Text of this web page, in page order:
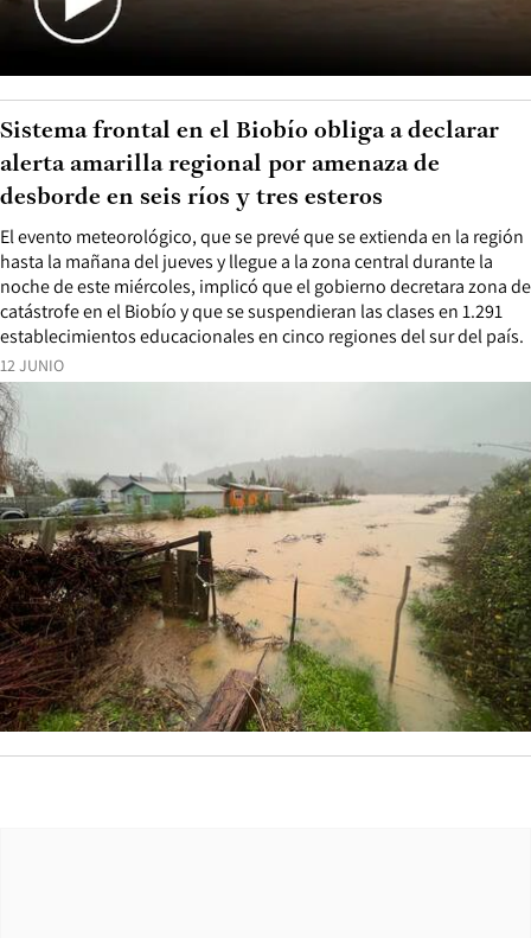
12 JUNIO
El evento meteorológico, que se prevé que se extienda en la región
hasta la mañana del jueves y llegue a la zona central durante la
noche de este miércoles, implicó que el gobierno decretara zona de
catástrofe en el Biobío y que se suspendieran las clases en 1.291
establecimientos educacionales en cinco regiones del sur del país.
Sistema frontal en el Biobío obliga a declarar
alerta amarilla regional por amenaza de
desborde en seis ríos y tres esteros